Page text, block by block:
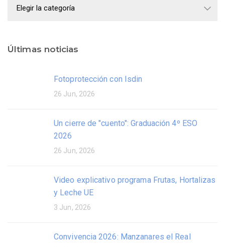
Últimas noticias
Fotoprotección con Isdin
26 Jun, 2026
Un cierre de "cuento": Graduación 4º ESO
2026
26 Jun, 2026
Video explicativo programa Frutas, Hortalizas
y Leche UE
3 Jun, 2026
Convivencia 2026: Manzanares el Real